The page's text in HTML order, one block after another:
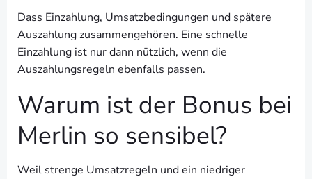
Dass Einzahlung, Umsatzbedingungen und spätere
Auszahlung zusammengehören. Eine schnelle
Einzahlung ist nur dann nützlich, wenn die
Auszahlungsregeln ebenfalls passen.
Warum ist der Bonus bei
Merlin so sensibel?
Weil strenge Umsatzregeln und ein niedriger